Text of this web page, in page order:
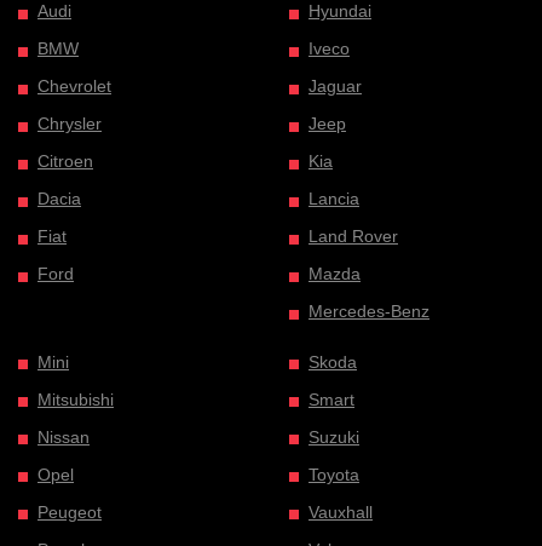
Audi
BMW
Chevrolet
Chrysler
Citroen
Dacia
Fiat
Ford
Hyundai
Iveco
Jaguar
Jeep
Kia
Lancia
Land Rover
Mazda
Mercedes-Benz
Mini
Mitsubishi
Nissan
Opel
Peugeot
Skoda
Smart
Suzuki
Toyota
Vauxhall